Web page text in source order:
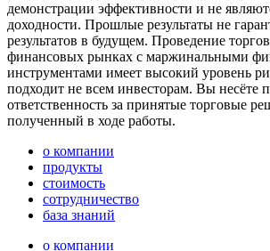
демонстрации эффективности и не
доходности. Прошлые результаты не
результатов в будущем. Проведение
финансовых рынках с маржинальными
инструментами имеет высокий уровень
подходит не всем инвесторам. Вы несёте
ответственность за принятые торговые
полученный в ходе работы.
о компании
продукты
стоимость
сотрудничество
база знаний
о компании